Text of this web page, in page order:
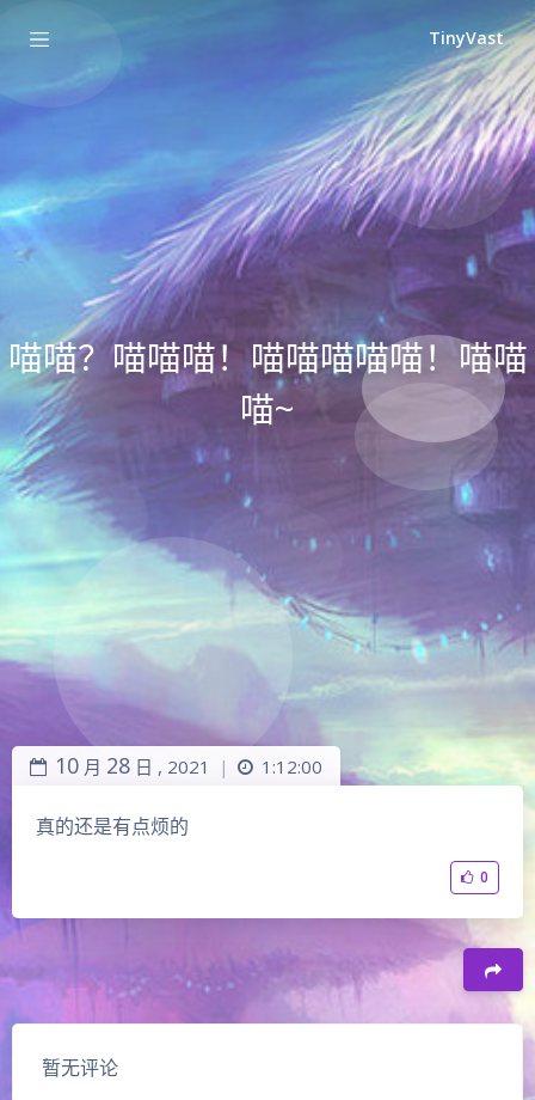
TinyVast
喵喵？喵喵喵！喵喵喵喵喵！喵喵
喵~
10 月 28 日 , 2021 | 1:12:00
真的还是有点烦的
0
暂无评论